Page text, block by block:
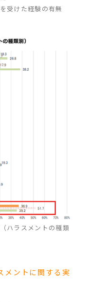
受けた経験の有無
ハラスメントの種類
メントに関する実